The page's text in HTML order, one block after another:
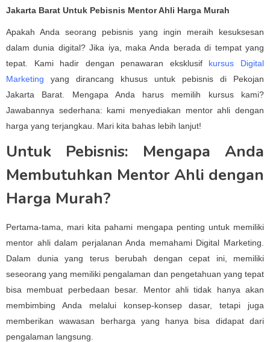
Jakarta Barat Untuk Pebisnis Mentor Ahli Harga Murah
Apakah Anda seorang pebisnis yang ingin meraih kesuksesan
dalam dunia digital? Jika iya, maka Anda berada di tempat yang
tepat. Kami hadir dengan penawaran eksklusif kursus Digital
Marketing yang dirancang khusus untuk pebisnis di Pekojan
Jakarta Barat. Mengapa Anda harus memilih kursus kami?
Jawabannya sederhana: kami menyediakan mentor ahli dengan
harga yang terjangkau. Mari kita bahas lebih lanjut!
Untuk Pebisnis: Mengapa Anda
Membutuhkan Mentor Ahli dengan
Harga Murah?
Pertama-tama, mari kita pahami mengapa penting untuk memiliki
mentor ahli dalam perjalanan Anda memahami Digital Marketing.
Dalam dunia yang terus berubah dengan cepat ini, memiliki
seseorang yang memiliki pengalaman dan pengetahuan yang tepat
bisa membuat perbedaan besar. Mentor ahli tidak hanya akan
membimbing Anda melalui konsep-konsep dasar, tetapi juga
memberikan wawasan berharga yang hanya bisa didapat dari
pengalaman langsung.